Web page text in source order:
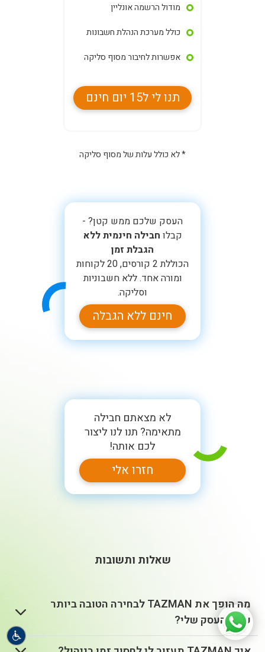
מודול הרשמה אונליין
כולל מערכת הנהלת חשבונות
אפשרות לחיבור מסוף סליקה
תנו לי ל15 יום חינם
* לא כולל עלות של מסוף סליקה
העסק שלכם ממש קטן? -
קבלו חבילה חינמית ללא
הגבלת זמן
הכוללת 2 קורסים, 20 לקוחות
ומורה אחד. ללא חשבוניות
וסליקה.
חינם ללא הגבלה
לא מצאתם חבילה
מתאימה? תנו לנו ליצור
לכם אותה!
חזרו אלי
שאלות ותשובות
מה הופך את TAZMAN לבחירה הטובה ביותר
עבור העסק שלי?